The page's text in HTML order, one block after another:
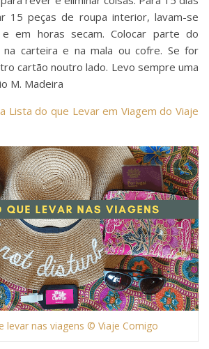
15 peças de roupa interior, lavam-se
em horas secam. Colocar parte do
carteira e na mala ou cofre. Se for
cartão noutro lado. Levo sempre uma
M. Madeira‬‬‪
Lista do que Levar em Viagem do Viaje
levar nas viagens © Viaje Comigo